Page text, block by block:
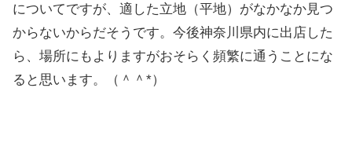
についてですが、適した立地（平地）がなかなか見つ
からないからだそうです。今後神奈川県内に出店した
ら、場所にもよりますがおそらく頻繁に通うことにな
ると思います。（＾＾*）